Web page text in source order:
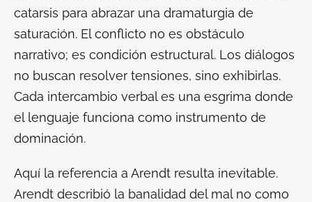
catarsis para abrazar una dramaturgia de
saturación. El conflicto no es obstáculo
narrativo; es condición estructural. Los diálogos
no buscan resolver tensiones, sino exhibirlas.
Cada intercambio verbal es una esgrima donde
el lenguaje funciona como instrumento de
dominación.
Aquí la referencia a Arendt resulta inevitable.
Arendt describió la banalidad del mal no como